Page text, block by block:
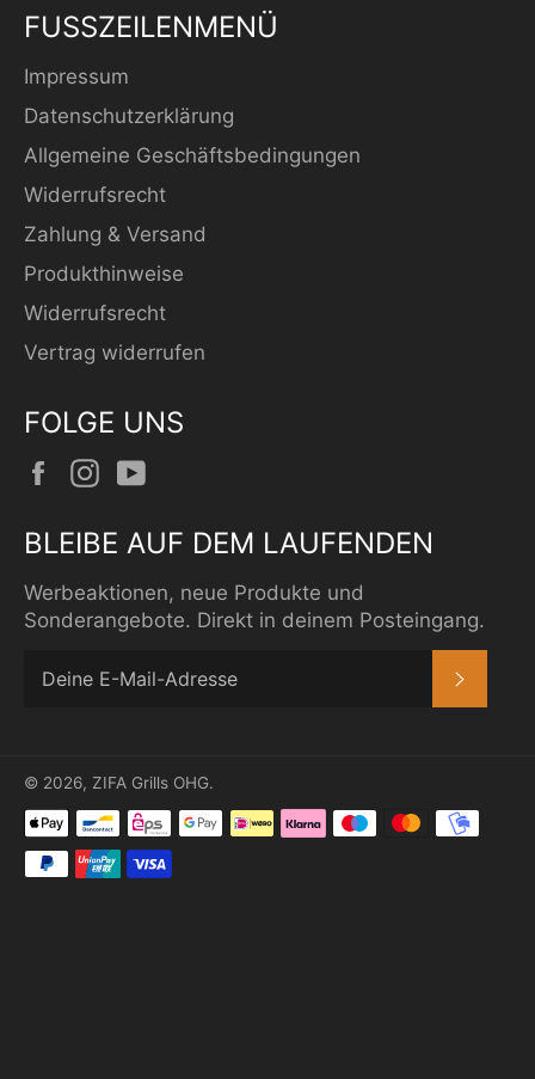
FUSSZEILENMENÜ
Impressum
Datenschutzerklärung
Allgemeine Geschäftsbedingungen
Widerrufsrecht
Zahlung & Versand
Produkthinweise
Widerrufsrecht
Vertrag widerrufen
FOLGE UNS
FacebookInstagram
BLEIBE AUF DEM LAUFENDEN
Werbeaktionen, neue Produkte und
Sonderangebote. Direkt in deinem Posteingang.
© 2026, ZIFA Grills OHG.
Zahlungsmethoden